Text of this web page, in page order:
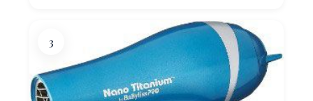
3